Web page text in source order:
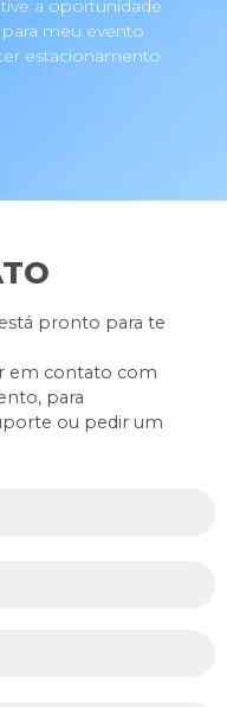
a oportunidade
meu evento
estacionamento
pronto para te
em contato com
para
ou pedir um